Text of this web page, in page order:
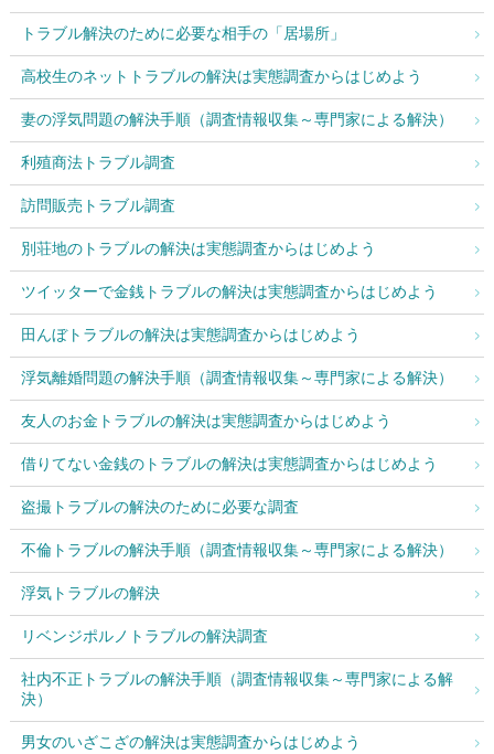
トラブル解決のために必要な相手の「居場所」
高校生のネットトラブルの解決は実態調査からはじめよう
妻の浮気問題の解決手順（調査情報収集～専門家による解決）
利殖商法トラブル調査
訪問販売トラブル調査
別荘地のトラブルの解決は実態調査からはじめよう
ツイッターで金銭トラブルの解決は実態調査からはじめよう
田んぼトラブルの解決は実態調査からはじめよう
浮気離婚問題の解決手順（調査情報収集～専門家による解決）
友人のお金トラブルの解決は実態調査からはじめよう
借りてない金銭のトラブルの解決は実態調査からはじめよう
盗撮トラブルの解決のために必要な調査
不倫トラブルの解決手順（調査情報収集～専門家による解決）
浮気トラブルの解決
リベンジポルノトラブルの解決調査
社内不正トラブルの解決手順（調査情報収集～専門家による解
決）
男女のいざこざの解決は実態調査からはじめよう